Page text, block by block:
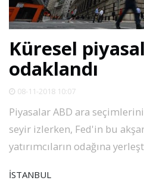
SPOR
DÜNYA
VİDEO
GALERİ
Küresel
odaklandı
08-11-2018 10:07
Piyasalar ABD ara
seyir izlerken, Fed'in bu
yatırımcıların odağına
İSTANBUL